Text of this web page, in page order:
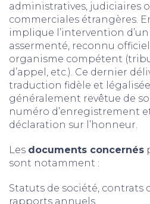
administratives, judiciaires
commerciales étrangères.
implique l’intervention
assermenté, reconnu
organisme compétent
d’appel, etc.). Ce dernier
traduction fidèle et
généralement revêtue de
numéro d’enregistrement
déclaration sur l’honneur.
Les documents concernés
sont notamment :
Statuts de société, contrats
rapports annuels